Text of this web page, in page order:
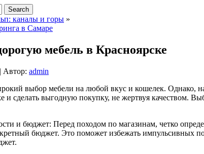
каналы и горы »
в Самаре
мебель в Красноярске
| Автор: admin
выбор мебели на любой вкус и кошелек. Однако,
и сделать выгодную покупку, не жертвуя качеством.
и бюджет: Перед походом по магазинам, четко
бюджет. Это поможет избежать импульсивных